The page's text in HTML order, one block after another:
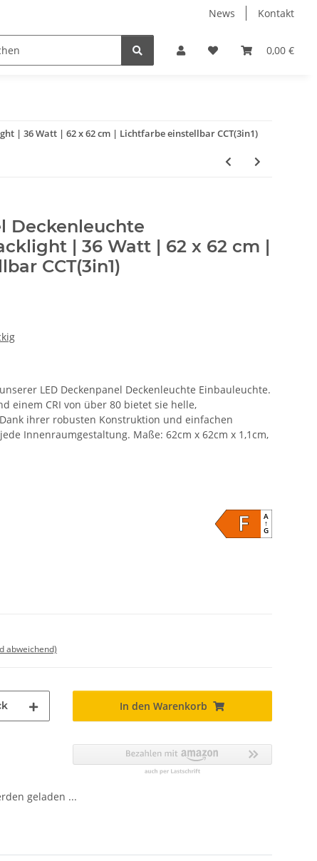
News Kontakt
0,00 €
Gewerbe/Industrie Hallenbeleuchtung LED Leuchtmittel
| 36 Watt | 62 x 62 cm | Lichtfarbe einstellbar CCT(3in1)
Deckenleuchte
| 36 Watt | 62 x 62 cm |
CCT(3in1)
LED Deckenpanel Deckenleuchte Einbauleuchte.
einem CRI von über 80 bietet sie helle,
ihrer robusten Konstruktion und einfachen
Innenraumgestaltung. Maße: 62cm x 62cm x 1,1cm,
A
↑
G
F
abweichend)
In den Warenkorb
geladen ...